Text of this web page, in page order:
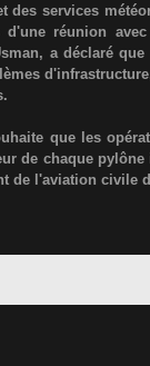
des services
réunion
, a déclaré que
que les
de chaque
de l'aviation